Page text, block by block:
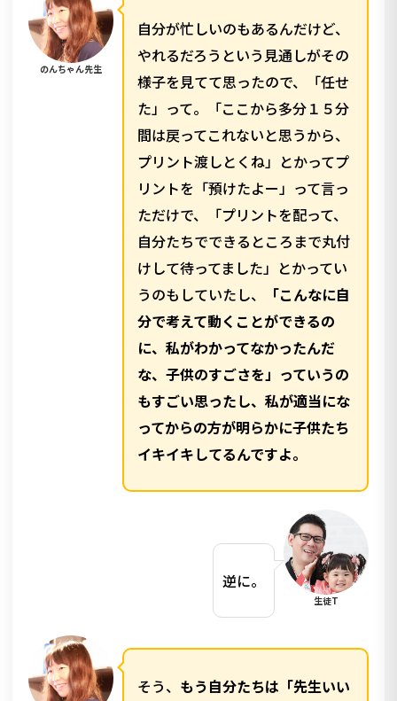
のんちゃん先生
自分が忙しいのもあるんだけど、
やれるだろうという見通しがその
様子を見てて思ったので、「任せ
た」って。「ここから多分１５分
間は戻ってこれないと思うから、
プリント渡しとくね」とかってプ
リントを「預けたよー」って言っ
ただけで、「プリントを配って、
自分たちでできるところまで丸付
けして待ってました」とかってい
うのもしていたし、
「こんなに自
分で考えて動くことができるの
に、私がわかってなかったんだ
な、子供のすごさを」っていうの
もすごい思ったし、私が適当にな
ってからの方が明らかに子供たち
イキイキしてるんですよ。
逆に。
生徒T
そう、 もう自分たちは「先生いい